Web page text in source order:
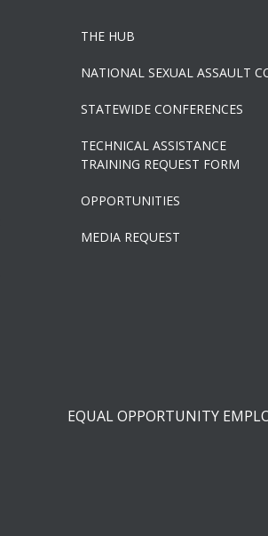
THE HUB
NATIONAL SEXUAL ASSAULT
STATEWIDE CONFERENCES
TECHNICAL ASSISTANCE
TRAINING REQUEST FORM
OPPORTUNITIES
MEDIA REQUEST
EQUAL OPPORTUNITY